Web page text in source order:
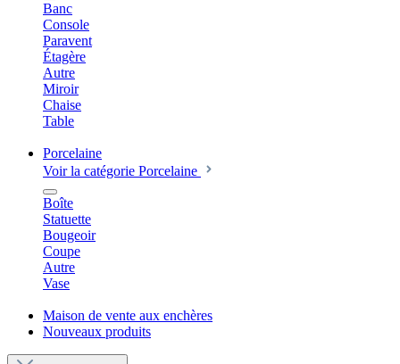
Banc
Console
Paravent
Étagère
Autre
Miroir
Chaise
Table
Porcelaine
Voir la catégorie Porcelaine
Boîte
Statuette
Bougeoir
Coupe
Autre
Vase
Maison de vente aux enchères
Nouveaux produits